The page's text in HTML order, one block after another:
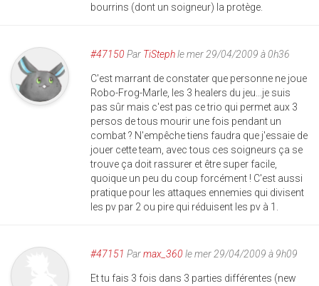
bourrins (dont un soigneur) la protège.
#47150 Par TiStephle mer 29/04/2009 à 0h36
C'est marrant de constater que personne ne joue
Robo-Frog-Marle, les 3 healers du jeu...je suis
pas sûr mais c'est pas ce trio qui permet aux 3
persos de tous mourir une fois pendant un
combat ? N'empêche tiens faudra que j'essaie de
jouer cette team, avec tous ces soigneurs ça se
trouve ça doit rassurer et être super facile,
quoique un peu du coup forcément ! C'est aussi
pratique pour les attaques ennemies qui divisent
les pv par 2 ou pire qui réduisent les pv à 1.
#47151 Parmax_360 le mer 29/04/2009 à 9h09
Et tu fais 3 fois dans 3 parties différentes (new